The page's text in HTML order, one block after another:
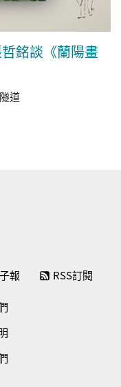
銘談《蘭陽畫
道
報 RSS訂閱